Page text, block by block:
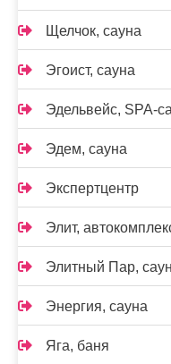
Щелчок, сауна
Эгоист, сауна
Эдельвейс, SPA-
Эдем, сауна
Экспертцентр
Элит,
Элитный Пар,
Энергия, сауна
Яга, баня